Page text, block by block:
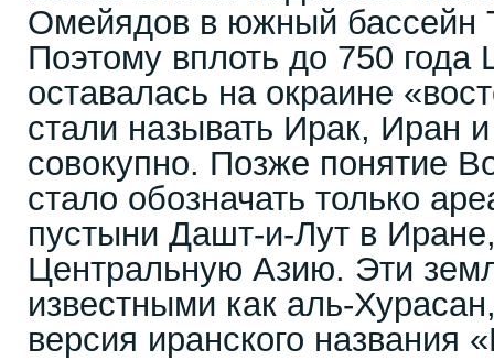
Омейядов в южный бассейн
Поэтому вплоть до 750 года
оставалась на окраине
стали называть Ирак, Иран
совокупно. Позже понятие
стало обозначать только
пустыни Дашт-и-Лут в
Центральную Азию. Эти
известными как аль-
версия иранского названия